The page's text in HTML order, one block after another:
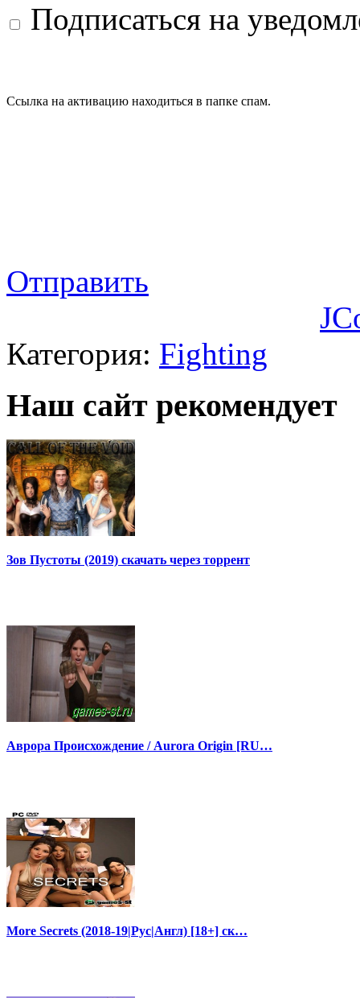
Подписаться на
Ссылка на активацию находиться в папке спам.
Отправить
Категория: Fighting
Наш сайт рекомендует
Зов Пустоты (2019) скачать через торрент
Аврора Происхождение / Aurora Origin [RU…
More Secrets (2018-19|Рус|Англ) [18+] ск…